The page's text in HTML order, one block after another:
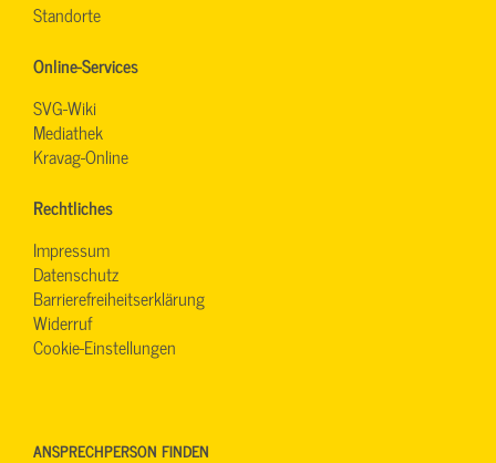
Standorte
Online-Services
SVG-Wiki
Mediathek
Kravag-Online
Rechtliches
Impressum
Datenschutz
Barrierefreiheitserklärung
Widerruf
Cookie-Einstellungen
ANSPRECHPERSON FINDEN